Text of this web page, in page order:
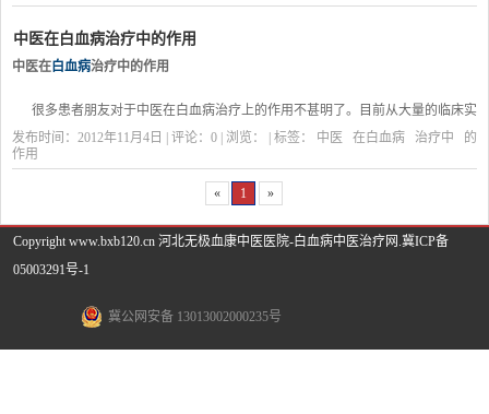
病的恢复非常有利。在当前的医疗条件下，中医中医突出的优势表现在以下三个
方面：
中医在白血病治疗中的作用
中医在 白血病治疗中的作用
很多患者朋友对于中医在白血病治疗上的作用不甚明了。目前从大量的临床实
践来看，中医、中药在白血病治疗中尽早参与可明显改善患者的病情。中医对人
体的调理是全面的，中医对气血、阴阳、脏腑的调理可以对应于西医的免疫功
此，中医、中药的尽早参与对疾病的恢复非常有利。在当前的医疗条件下，中医
...
发布时间：2012年11月4日 | 评论：0 | 浏览： | 标签： 中医 在白血病 治疗中
的
作用
« 1 »
Copyright www.bxb120.cn 河北无极血康中医医院-白血病中医治疗网.冀ICP备
05003291号-1
冀公网安备 13013002000235号